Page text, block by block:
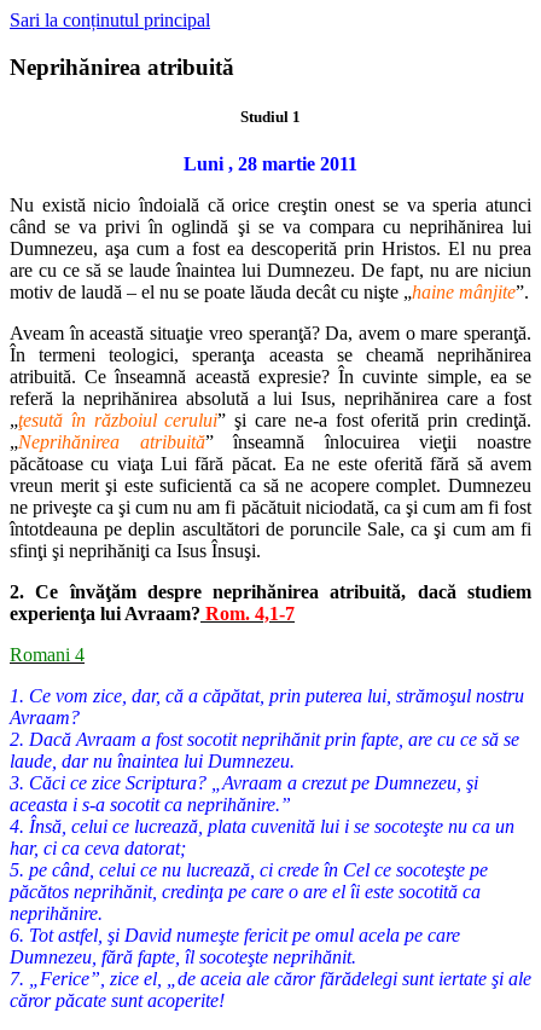
Sari la conținutul principal
Neprihănirea atribuită
Studiul 1
Luni , 28 martie 2011
Nu există nicio îndoială că orice creştin onest se va speria atunci
când se va privi în oglindă şi se va compara cu neprihănirea lui
Dumnezeu, aşa cum a fost ea descoperită prin Hristos. El nu prea
are cu ce să se laude înaintea lui Dumnezeu. De fapt, nu are niciun
motiv de laudă – el nu se poate lăuda decât cu nişte „haine mânjite”.
Aveam în această situaţie vreo speranţă? Da, avem o mare speranţă.
În termeni teologici, speranţa aceasta se cheamă neprihănirea
atribuită. Ce înseamnă această expresie? În cuvinte simple, ea se
referă la neprihănirea absolută a lui Isus, neprihănirea care a fost
„ţesută în războiul cerului” şi care ne-a fost oferită prin credinţă.
„Neprihănirea atribuită” înseamnă înlocuirea vieţii noastre
păcătoase cu viaţa Lui fără păcat. Ea ne este oferită fără să avem
vreun merit şi este suficientă ca să ne acopere complet. Dumnezeu
ne priveşte ca şi cum nu am fi păcătuit niciodată, ca şi cum am fi fost
întotdeauna pe deplin ascultători de poruncile Sale, ca şi cum am fi
sfinţi şi neprihăniţi ca Isus Însuşi.
2. Ce învăţăm despre neprihănirea atribuită, dacă studiem
experienţa lui Avraam? Rom. 4,1-7
Romani 4
1. Ce vom zice, dar, că a căpătat, prin puterea lui, strămoşul nostru
Avraam?
2. Dacă Avraam a fost socotit neprihănit prin fapte, are cu ce să se
laude, dar nu înaintea lui Dumnezeu.
3. Căci ce zice Scriptura? „Avraam a crezut pe Dumnezeu, şi
aceasta i s-a socotit ca neprihănire.”
4. Însă, celui ce lucrează, plata cuvenită lui i se socoteşte nu ca un
har, ci ca ceva datorat;
5. pe când, celui ce nu lucrează, ci crede în Cel ce socoteşte pe
păcătos neprihănit, credinţa pe care o are el îi este socotită ca
neprihănire.
6. Tot astfel, şi David numeşte fericit pe omul acela pe care
Dumnezeu, fără fapte, îl socoteşte neprihănit.
7. „Ferice”, zice el, „de aceia ale căror fărădelegi sunt iertate şi ale
căror păcate sunt acoperite!